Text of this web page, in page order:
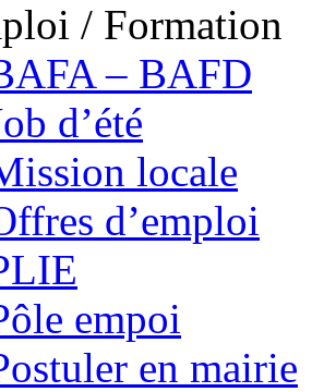
/ Formation
– BAFD
d’été
locale
d’emploi
empoi
en mairie